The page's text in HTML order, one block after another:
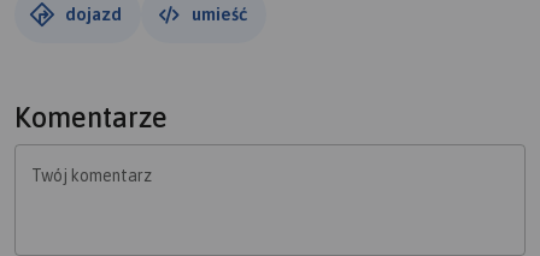
dojazd umieść
Komentarze
Twój komentarz